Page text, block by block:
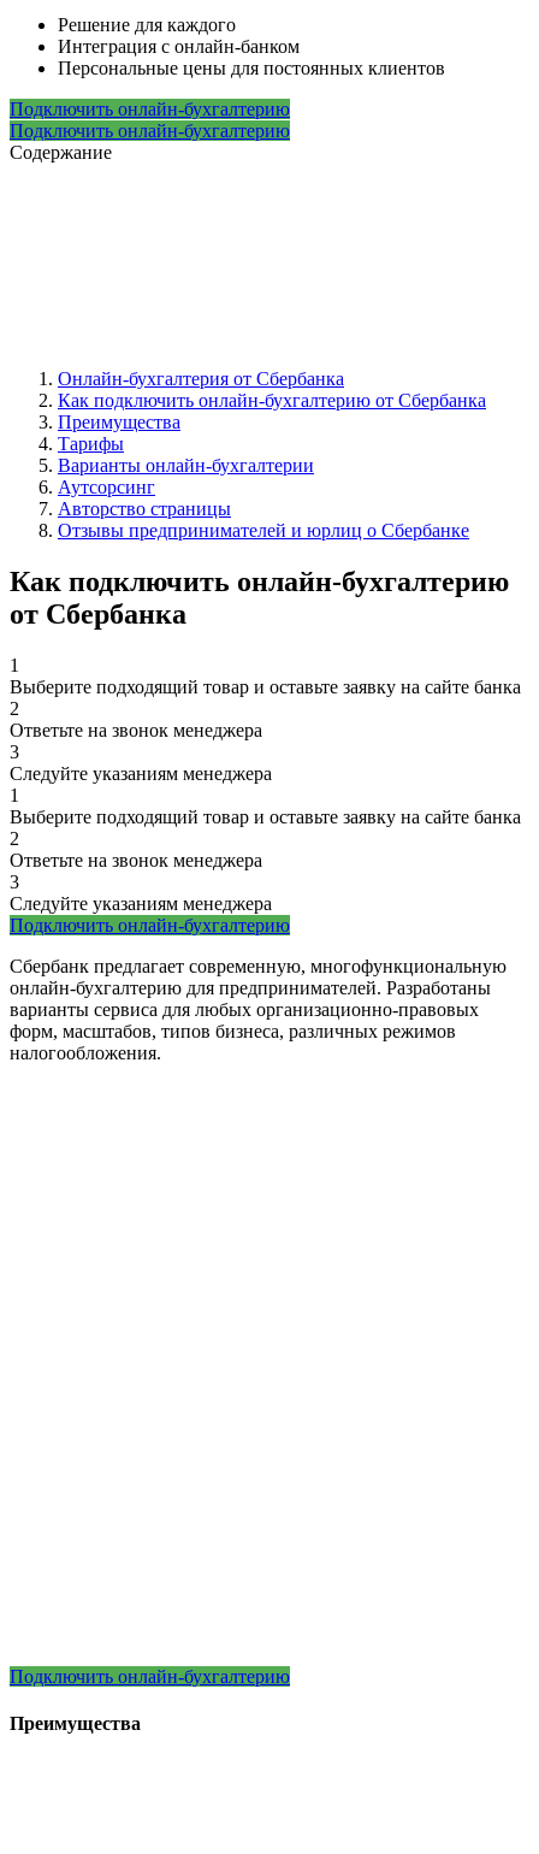
Решение для каждого
Интеграция с онлайн-банком
Персональные цены для постоянных клиентов
Подключить онлайн-бухгалтерию
Подключить онлайн-бухгалтерию
Содержание
Онлайн-бухгалтерия от Сбербанка
Как подключить онлайн-бухгалтерию от Сбербанка
Преимущества
Тарифы
Варианты онлайн-бухгалтерии
Аутсорсинг
Авторство страницы
Отзывы предпринимателей и юрлиц о Сбербанке
Как подключить онлайн-бухгалтерию
от Сбербанка
1
Выберите подходящий товар и оставьте заявку на сайте банка
2
Ответьте на звонок менеджера
3
Следуйте указаниям менеджера
1
Выберите подходящий товар и оставьте заявку на сайте банка
2
Ответьте на звонок менеджера
3
Следуйте указаниям менеджера
Подключить онлайн-бухгалтерию
Сбербанк предлагает современную, многофункциональную
онлайн-бухгалтерию для предпринимателей. Разработаны
варианты сервиса для любых организационно-правовых
форм, масштабов, типов бизнеса, различных режимов
налогообложения.
Подключить онлайн-бухгалтерию
Преимущества